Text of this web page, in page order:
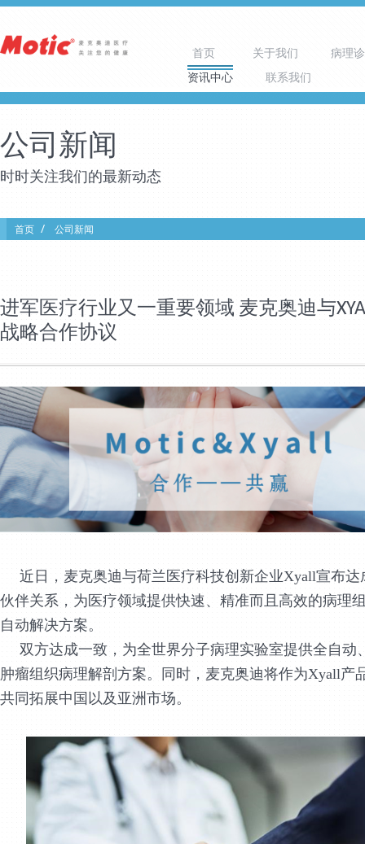
首页 关于我们
病理
资讯中心
联系我们
公司新闻
时时关注我们的最新动态
首页 公司新闻
进军医疗行业又一重要领域 麦克奥迪与
战略合作协议
近日 ，麦克奥迪与荷兰医疗科技创新企业Xyall宣布
伙伴关系，为医疗领域提供快速、精准而且高效的病理
自动解决方案。
双方达成一致，为全世界分子病理实验室提供全自动
肿瘤组织病理解剖方案。同时，麦克奥迪将作为Xyall产
共同拓展中国以及亚洲市场。